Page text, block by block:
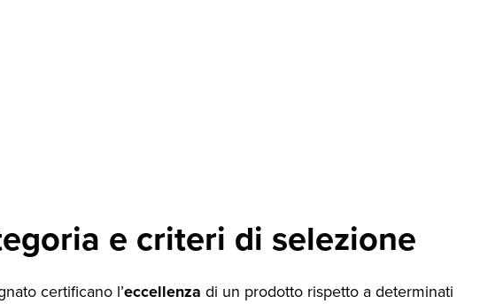
e criteri di selezione
certificano l’eccellenza di un prodotto rispetto a determinati